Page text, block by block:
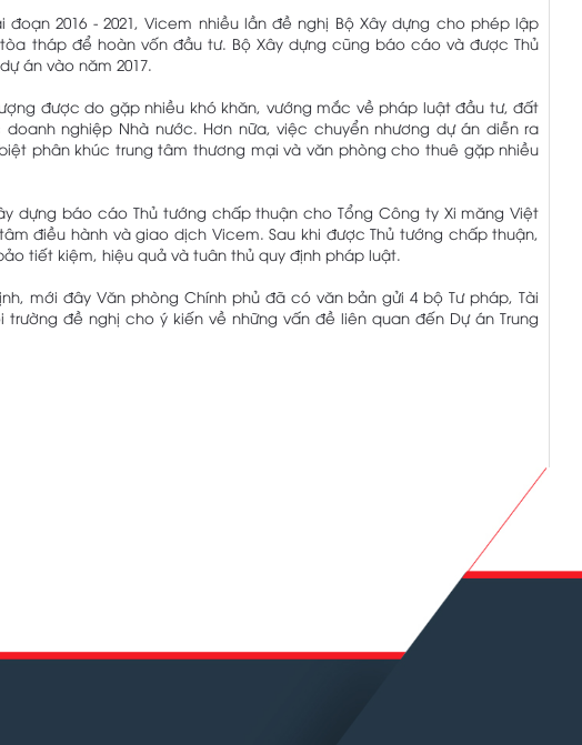
2016 - 2021, Vicem nhiều lần đề nghị Bộ Xây dựng cho phép lập
tháp để hoàn vốn đầu tư. Bộ Xây dựng cũng báo cáo và được Thủ
án vào năm 2017.
được do gặp nhiều khó khăn, vướng mắc về pháp luật đầu tư, đất
nghiệp Nhà nước. Hơn nữa, việc chuyển nhương dự án diễn ra
phân khúc trung tâm thương mại và văn phòng cho thuê gặp nhiều
dựng báo cáo Thủ tướng chấp thuận cho Tổng Công ty Xi măng Việt
điều hành và giao dịch Vicem. Sau khi được Thủ tướng chấp thuận,
tiết kiệm, hiệu quả và tuân thủ quy định pháp luật.
mới đây Văn phòng Chính phủ đã có văn bản gửi 4 bộ Tư pháp, Tài
đề nghị cho ý kiến về những vấn đề liên quan đến Dự án Trung